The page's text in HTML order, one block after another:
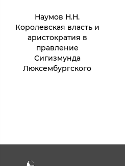
Наумов Н.Н.
Королевская власть и
аристократия в
правление
Сигизмунда
Люксембургского